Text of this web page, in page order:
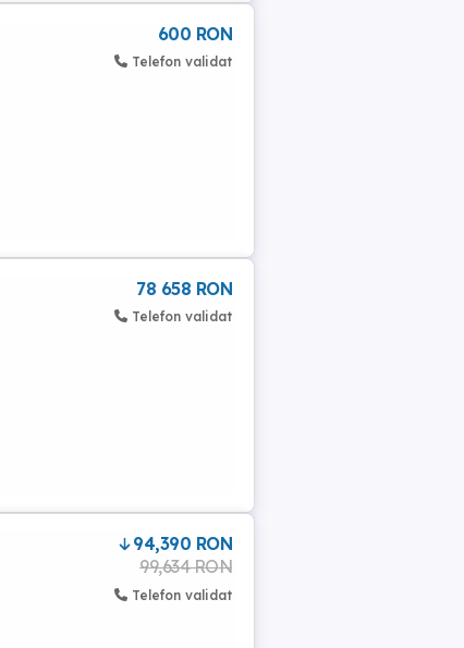
600 RON
Telefon validat
78 658 RON
Telefon validat
94,390 RON
99,634 RON
Telefon validat